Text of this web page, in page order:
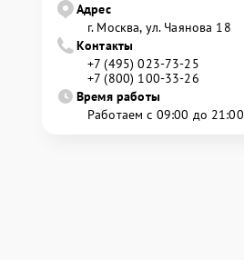
Адрес
г. Москва, ул. Чаянова 18
Контакты
+7 (495) 023-73-25
+7 (800) 100-33-26
Время работы
Работаем с 09:00 до 21:00